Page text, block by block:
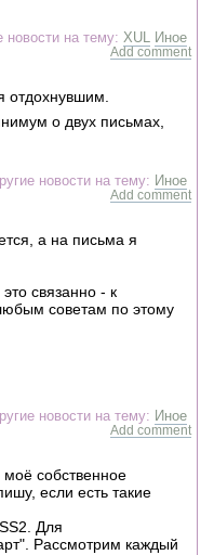
новости на тему: XUL Иное
Add comment
отдохнувшим.
о двух письмах,
новости на тему: Иное
Add comment
а на письма я
связанно - к
советам по этому
новости на тему: Иное
Add comment
собственное
если есть такие
Для
Рассмотрим каждый